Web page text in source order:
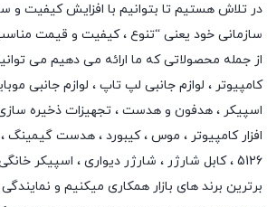
در تلاش هستیم تا بتوانیم با افزایش کیفیت و
سازمانی خود یعنی “تنوع ، کیفیت و قیمت
از جمله محصولاتی که ما ارائه می دهیم می
کامپیوتر ، لوازم جانبی لپ تاپ ، لوازم جانبی
اسپیکر ، هدفون و هدست ، تجهیزات ذخیره
افزار کامپیوتر ، موس ،کیبورد ، هدست گیمینگ
5126 ،
کابل شارژر ، شارژر دیواری ، اسپیکر
برترین برند های بازار همکاری میکنیم و